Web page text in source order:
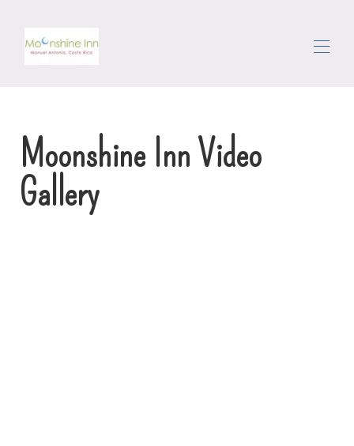
All properties
▾
Området
Moonshine Inn Video
Gallery